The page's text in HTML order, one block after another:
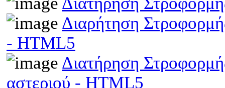
Διαρήτηση
- HTML5
Διατήρηση
αστεριού - HTML5